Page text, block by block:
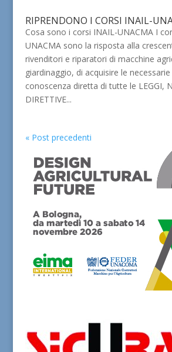
RIPRENDONO I CORSI INAIL-
Cosa sono i corsi INAIL-UNACMA I
UNACMA sono la risposta alla
rivenditori e riparatori di macchine
giardinaggio, di acquisire le
conoscenza diretta di tutte le LEGGI,
DIRETTIVE...
« Post precedenti